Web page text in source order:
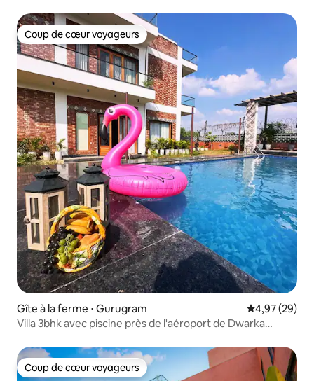
Coup de cœur voyageurs
Coup de cœur voyageurs
Gîte à la ferme ⋅ Gurugram Évaluation
4,97 (29)
Villa 3bhk avec piscine près de l'aéroport de Dwarka
Coup de cœur voyageurs
Coup de cœur voyageurs